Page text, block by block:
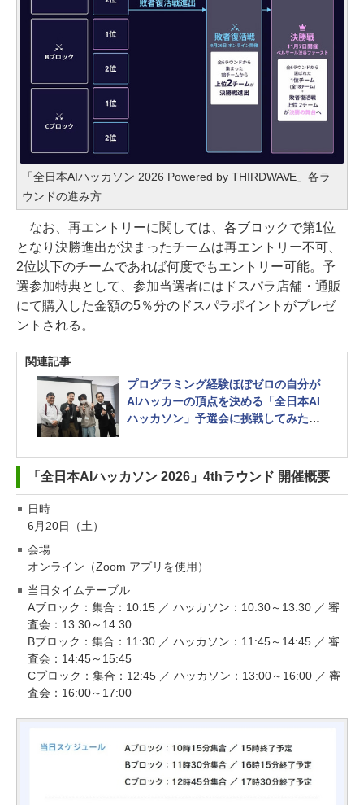
「全日本AIハッカソン 2026 Powered by THIRDWAVE」各ラ
ウンドの進み方
なお、再エントリーに関しては、各ブロックで第1位
となり決勝進出が決まったチームは再エントリー不可、
2位以下のチームであれば何度でもエントリー可能。予
選参加特典として、参加当選者にはドスパラ店舗・通販
にて購入した金額の5％分のドスパラポイントがプレゼ
ントされる。
関連記事
プログラミング経験ほぼゼロの自分が
AIハッカーの頂点を決める「全日本AI
ハッカソン」予選会に挑戦してみたら
「全日本AIハッカソン 2026」4thラウンド 開催概要
日時
6月20日（土）
会場
オンライン（Zoom アプリを使用）
当日タイムテーブル
Aブロック：集合：10:15 ／ ハッカソン：10:30～13:30 ／ 審
査会：13:30～14:30
Bブロック：集合：11:30 ／ ハッカソン：11:45～14:45 ／ 審
査会：14:45～15:45
Cブロック：集合：12:45 ／ ハッカソン：13:00～16:00 ／ 審
査会：16:00～17:00